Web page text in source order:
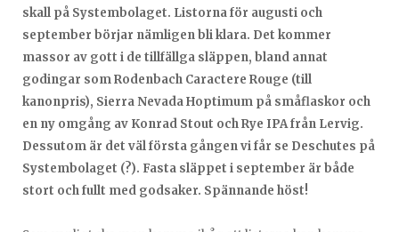
skall på Systembolaget. Listorna för augusti och
september börjar nämligen bli klara. Det kommer
massor av gott i de tillfällga släppen, bland annat
godingar som Rodenbach Caractere Rouge (till
kanonpris), Sierra Nevada Hoptimum på småflaskor och
en ny omgång av Konrad Stout och Rye IPA från Lervig.
Dessutom är det väl första gången vi får se Deschutes på
Systembolaget (?). Fasta släppet i september är både
stort och fullt med godsaker. Spännande höst!